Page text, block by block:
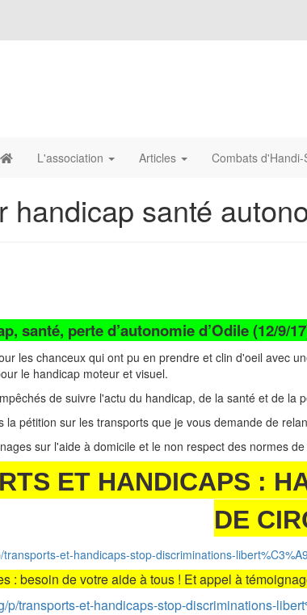
L'association Articles Combats d'Handi-
handicap santé
santé, perte d’autonomie d’Odile (12/9/
les chanceux qui ont pu en prendre et clin d'oeil avec
le handicap moteur et visuel.
de suivre l'actu du handicap, de la santé et de
la pétition sur les transports que je vous demande de
sur l'aide à domicile et le non respect des normes
ET HANDICAPS :
DE
et-handicaps-stop-discriminations-
: besoin de votre aide à tous ! Et appel à
p/transports-et-handicaps-stop-discriminations-